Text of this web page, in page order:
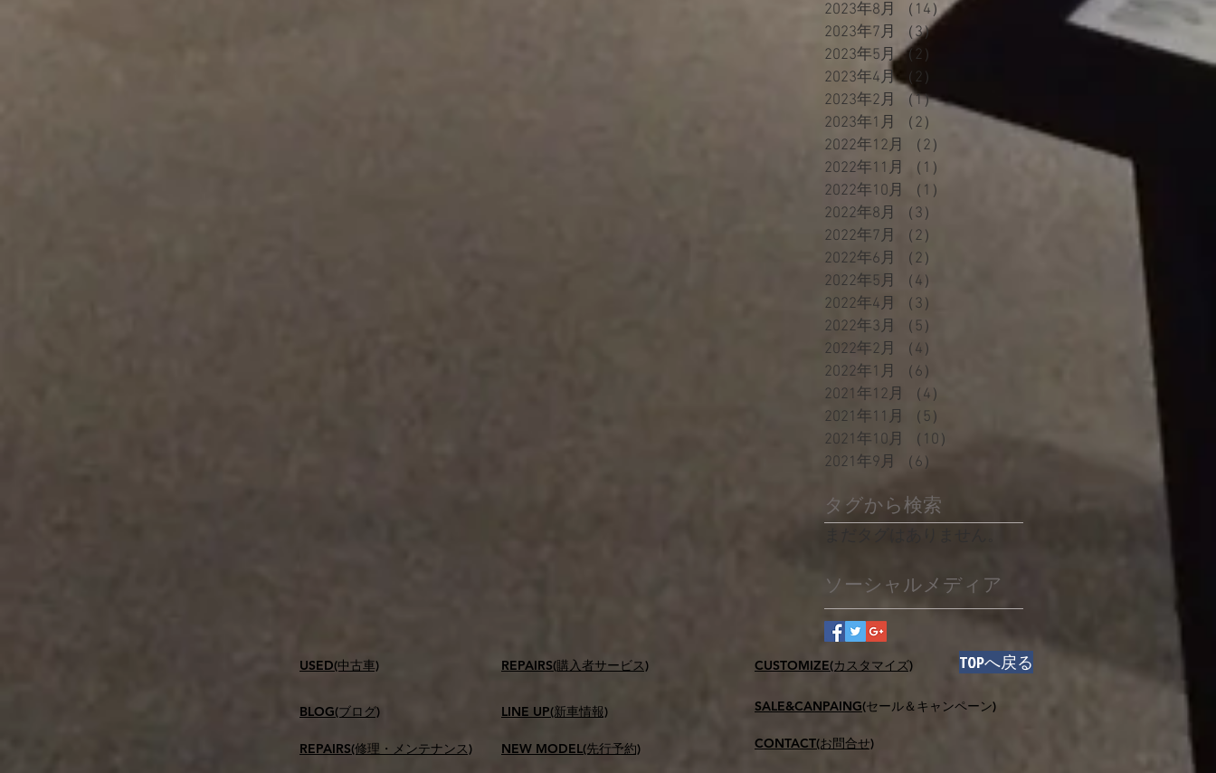
2023年8月
（14）14件の記事
2023年7月
（3）
2023年5月 （2）
2023年4月 （2）
2023年2月
（1）1件の記事
2023年1月
（2）
2件の記事
2022年12月
（2）
2022年11月
（1）
2022年10月
（1）
2022年8月
（3）
2022年7月
（2）
2022年6月
（2）
2022年5月
（4）
2022年4月
（3）
2022年3月
（5）
2022年2月
（4）
2022年1月
（6）
2021年12月
（4）
2021年11月
（5）
2021年10月
（10）
2021年9月
（6）
タグから検索
ソーシャルメディア
USED(中古車)
BLOG(ブログ)
REPAIRS(修理・メンテナンス)
​REPAIRS(購入者サービス)
LINE UP(新車情報)
NEW MODEL(先行予約)
CUSTOMIZE(カスタマイズ) ​TOPへ戻る
SALE&CANPAING(セール＆キャンペーン)
CONTACT(お問合せ)